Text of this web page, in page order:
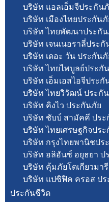
บริษัท แอลเอ็มจีประกัน
บริษัท เมืองไทยประกันภั
บริษัท ไทยพัฒนาประกัน
บริษัท เจนเนอราลี่ประกั
บริษัท เดอะ วัน ประกันภั
บริษัท ไทยไพบูลย์ประกั
บริษัท เอ็มเอสไอจีประกั
บริษัท ไทยวิวัฒน์ ประกั
บริษัท คิงไว ประกันภัย
บริษัท ชับบ์ สามัคคี ประ
บริษัท ไทยเศรษฐกิจปร
บริษัท กรุงไทยพานิชปร
บริษัท อลิอันซ์ อยุธยา ป
บริษัท คุ้มภัยโตเกียวมา
บริษัท แปซิฟิค ครอส ป
ประกันชีวิต